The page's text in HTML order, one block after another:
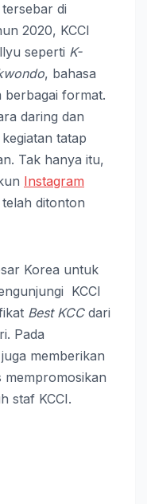
di
2020, KCCI
seperti K-
, bahasa
berbagai format.
daring dan
tatap
Tak hanya itu,
Instagram
ditonton
Korea untuk
KCCI
Best KCC dari
Pada
memberikan
staf KCCI.